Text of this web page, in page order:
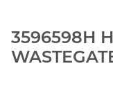
3596598H